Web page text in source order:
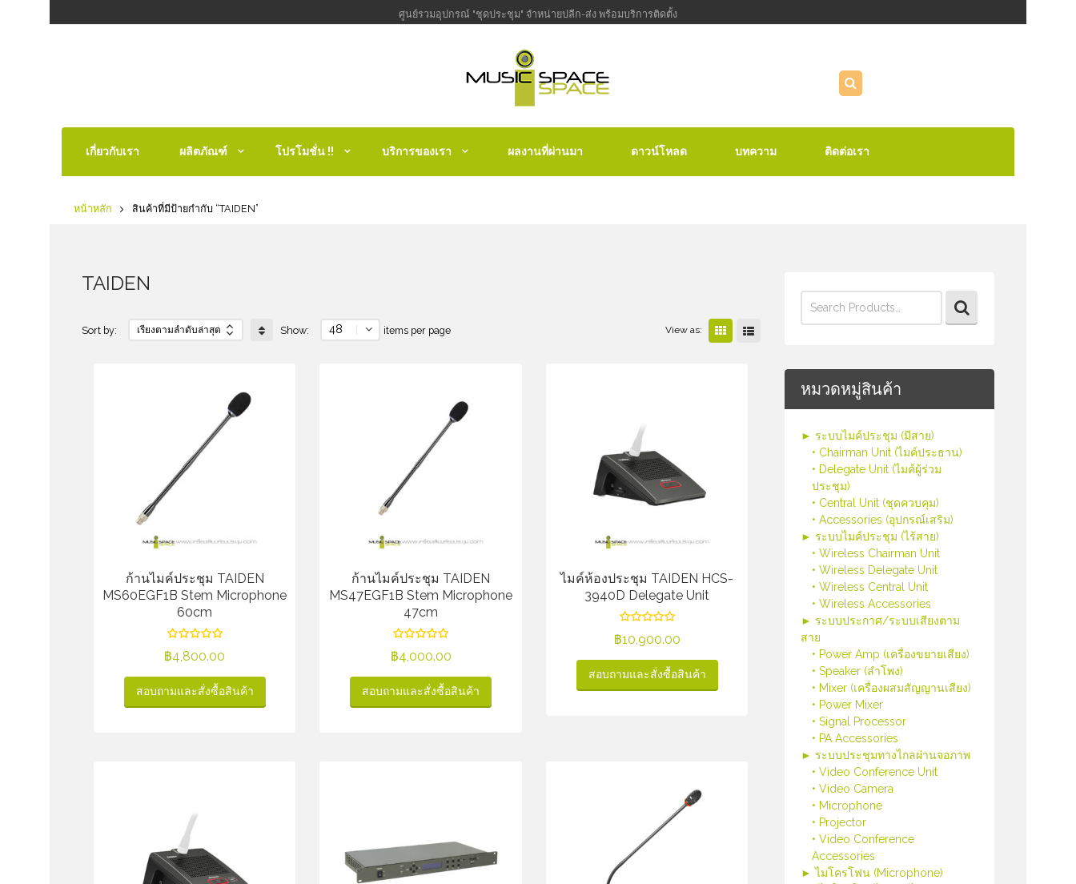
ศูนย์รวมอุปกรณ์ "ชุดประชุม" จำหน่ายปลีก-ส่ง พร้อมบริการติดตั้ง
เกี่ยวกับเรา ผลิตภัณฑ์ โปรโมชั่น !! บริการของเรา ผลงานที่ผ่านมา ดาวน์โหลด บทความ ติดต่อเรา
หน้าหลัก สินค้าที่มีป้ายกำกับ “TAIDEN”
for:
หมวดหมู่สินค้า
► ระบบไมค์ประชุม (มีสาย)
• Chairman Unit (ไมค์ประธาน)
• Delegate Unit (ไมค์ผู้ร่วม
ประชุม)
• Central Unit (ชุดควบคุม)
• Accessories (อุปกรณ์เสริม)
► ระบบไมค์ประชุม (ไร้สาย)
• Wireless Chairman Unit
• Wireless Delegate Unit
• Wireless Central Unit
• Wireless Accessories
► ระบบประกาศ/ระบบเสียงตาม
สาย
• Power Amp (เครื่องขยายเสียง)
• Speaker (ลำโพง)
• Mixer (เครื่องผสมสัญญานเสียง)
• Power Mixer
• Signal Processor
• PA Accessories
► ระบบประชุมทางไกลผ่านจอภาพ
• Video Conference Unit
• Video Camera
• Microphone
• Projector
• Video Conference
Accessories
► ไมโครโฟน (Microphone)
TAIDEN
Sort by: Show: 48 items per page View as:
ก้านไมค์ประชุม TAIDEN
MS60EGF1B Stem Microphone
60cm
฿4,800.00
สอบถามและสั่งซื้อสินค้า
ก้านไมค์ประชุม TAIDEN
MS47EGF1B Stem Microphone
47cm
฿4,000.00
สอบถามและสั่งซื้อสินค้า
ไมค์ห้องประชุม TAIDEN HCS-
3940D Delegate Unit
฿10,900.00
สอบถามและสั่งซื้อสินค้า